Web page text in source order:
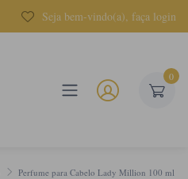
Seja bem-vindo(a), faça login
0
Perfume para Cabelo Lady Million 100 ml